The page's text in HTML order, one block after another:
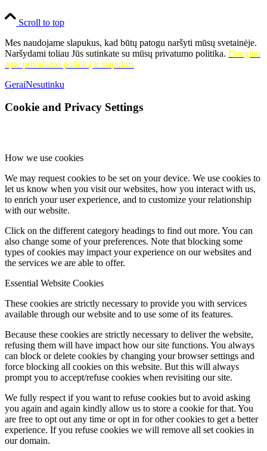
Scroll to top
Mes naudojame slapukus, kad būtų patogu naršyti mūsų svetainėje.
Naršydami toliau Jūs sutinkate su mūsų privatumo politika. Daugiau
apie privatumo politiką ir slapukus
GeraiNesutinku
Cookie and Privacy Settings
How we use cookies
We may request cookies to be set on your device. We use cookies to
let us know when you visit our websites, how you interact with us,
to enrich your user experience, and to customize your relationship
with our website.
Click on the different category headings to find out more. You can
also change some of your preferences. Note that blocking some
types of cookies may impact your experience on our websites and
the services we are able to offer.
Essential Website Cookies
These cookies are strictly necessary to provide you with services
available through our website and to use some of its features.
Because these cookies are strictly necessary to deliver the website,
refusing them will have impact how our site functions. You always
can block or delete cookies by changing your browser settings and
force blocking all cookies on this website. But this will always
prompt you to accept/refuse cookies when revisiting our site.
We fully respect if you want to refuse cookies but to avoid asking
you again and again kindly allow us to store a cookie for that. You
are free to opt out any time or opt in for other cookies to get a better
experience. If you refuse cookies we will remove all set cookies in
our domain.